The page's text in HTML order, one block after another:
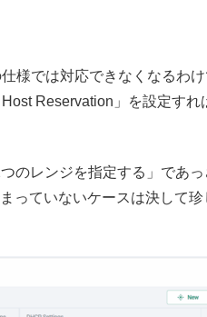
様では対応できなくなるわけ
Reservation」を設定すれ
のレンジを指定する」であっ
っていないケースは決して